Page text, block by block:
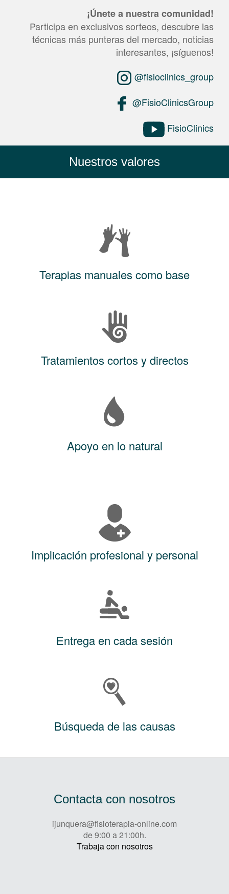
for
testing
whether
spam
¡Únete a nuestra comunidad!
Participa en exclusivos sorteos, descubre las
técnicas más punteras del mercado, noticias
interesantes, ¡síguenos!
@fisioclinics_group
@FisioClinicsGroup
FisioClinics
Nuestros valores
Terapias manuales como base
Tratamientos cortos y directos
Apoyo en lo natural
Implicación profesional y personal
Entrega en cada sesión
Búsqueda de las causas
Contacta con nosotros
ijunquera@fisioterapia-online.com
de 9:00 a 21:00h.
Trabaja con nosotros